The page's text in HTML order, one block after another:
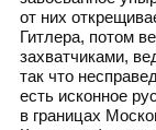
от них
Гитлера, потом
захватчиками,
так что
есть исконное
в границах